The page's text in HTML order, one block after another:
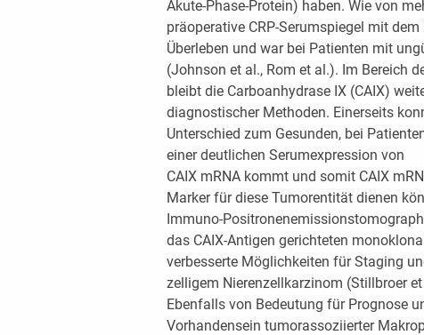
Akute-Phase-Protein) haben. Wie von
präoperative CRP-Serumspiegel mit
Überleben und war bei Patienten mit
(Johnson et al., Rom et al.). Im Bereich
bleibt die Carboanhydrase IX (CAIX)
diagnostischer Methoden. Einerseits
Unterschied zum Gesunden, bei
einer deutlichen Serumexpression von
CAIX mRNA kommt und somit CAIX
Marker für diese Tumorentität dienen
Immuno-
das CAIX-Antigen gerichteten
verbesserte Möglichkeiten für Staging
zelligem Nierenzellkarzinom (Stillbroer
Ebenfalls von Bedeutung für Prognose
Vorhandensein tumorassoziierter